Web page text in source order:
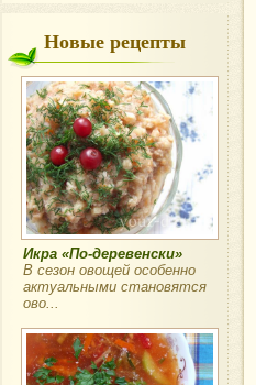
Новые рецепты
Икра «По-деревенски»
В сезон овощей особенно
актуальными становятся
ово...